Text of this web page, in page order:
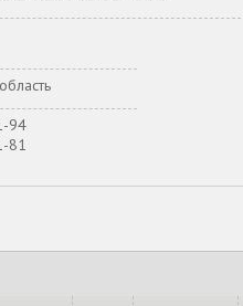
94
81